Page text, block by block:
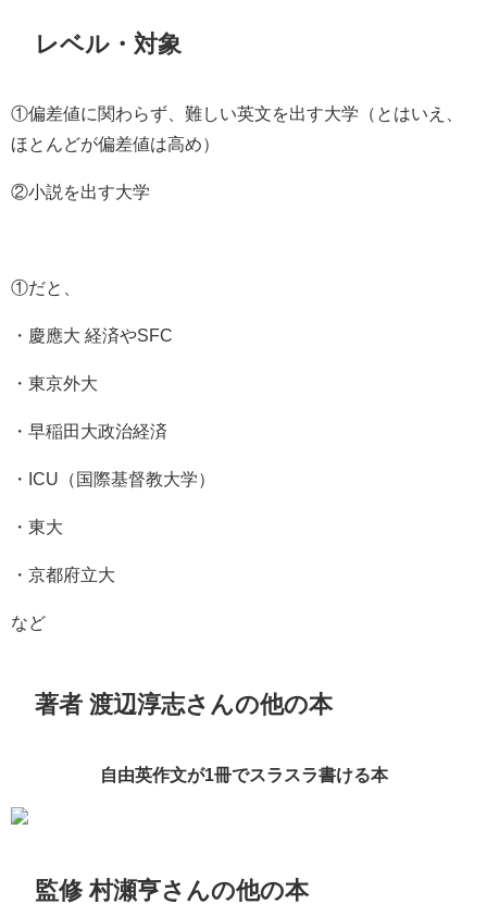
レベル・対象
①偏差値に関わらず、難しい英文を出す大学（とはいえ、
ほとんどが偏差値は高め）
②小説を出す大学
①だと、
・慶應大 経済やSFC
・東京外大
・早稲田大政治経済
・ICU（国際基督教大学）
・東大
・京都府立大
など
著者 渡辺淳志さんの他の本
自由英作文が1冊でスラスラ書ける本
監修 村瀬亨さんの他の本